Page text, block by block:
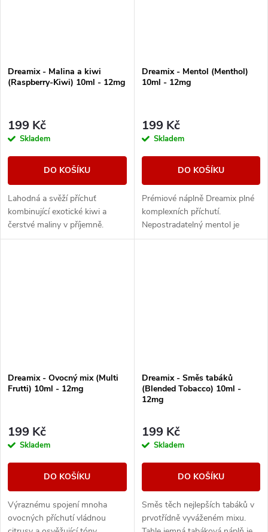
Dreamix - Malina a kiwi
(Raspberry-Kiwi) 10ml - 12mg
199 Kč
Skladem
DO KOŠÍKU
Lahodná a svěží příchuť
kombinující exotické kiwi a
čerstvé maliny v příjemně.
Vychutnejte si vynikající letní
Dreamix - Mentol (Menthol)
10ml - 12mg
199 Kč
Skladem
DO KOŠÍKU
Prémiové náplně Dreamix plné
komplexních příchutí.
Nepostradatelný mentol je
perfektní volbou pro chladivé
Dreamix - Ovocný mix (Multi
Frutti) 10ml - 12mg
199 Kč
Skladem
DO KOŠÍKU
Výraznému spojení mnoha
ovocných příchutí vládnou
Dreamix - Směs tabáků
(Blended Tobacco) 10ml -
12mg
199 Kč
Skladem
DO KOŠÍKU
Směs těch nejlepších tabáků v
prvotřídně vyváženém mixu.